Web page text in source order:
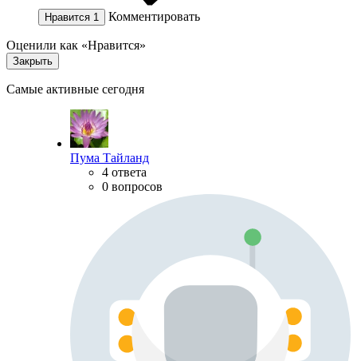
Нравится 1 Комментировать
Оценили как «Нравится»
Закрыть
Самые активные сегодня
Пума Тайланд
4 ответа
0 вопросов